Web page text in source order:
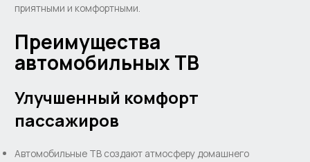
приятными и комфортными.
Преимущества
автомобильных ТВ
Улучшенный комфорт
пассажиров
Автомобильные ТВ создают атмосферу домашнего